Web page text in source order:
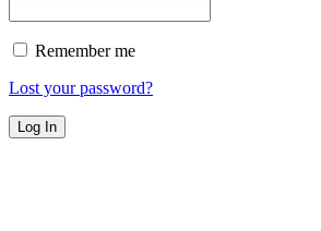
Remember me
Lost your password?